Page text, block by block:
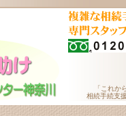
「これか
相続手続支